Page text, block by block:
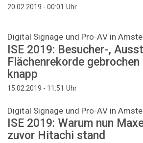
20.02.2019 - 00:01 Uhr
Digital Signage und Pro-AV in
ISE 2019: Besucher-,
Flächenrekorde
knapp
15.02.2019 - 11:51 Uhr
Digital Signage und Pro-AV in
ISE 2019: Warum nun
zuvor Hitachi stand